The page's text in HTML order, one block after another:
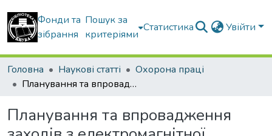
Фонди та
зібрання
Пошук за
критеріями
Статистика Увійти
Головна Наукові статті
Охорона праці
Планування та впровадження заходів з електромагнітної безпеки у промислових будівлях та спорудах
Планування та впровадження